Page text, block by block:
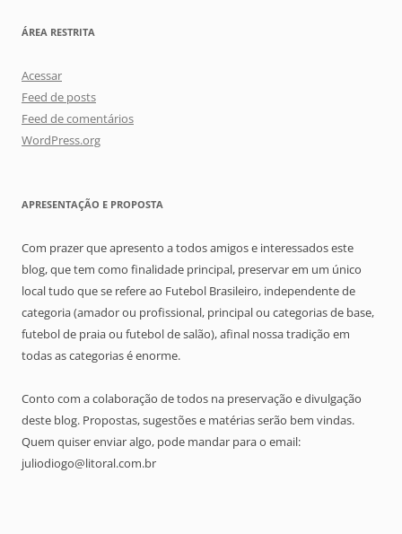
ÁREA RESTRITA
Acessar
Feed de posts
Feed de comentários
WordPress.org
APRESENTAÇÃO E PROPOSTA
Com prazer que apresento a todos amigos e interessados este
blog, que tem como finalidade principal, preservar em um único
local tudo que se refere ao Futebol Brasileiro, independente de
categoria (amador ou profissional, principal ou categorias de base,
futebol de praia ou futebol de salão), afinal nossa tradição em
todas as categorias é enorme.
Conto com a colaboração de todos na preservação e divulgação
deste blog. Propostas, sugestões e matérias serão bem vindas.
Quem quiser enviar algo, pode mandar para o email:
juliodiogo@litoral.com.br